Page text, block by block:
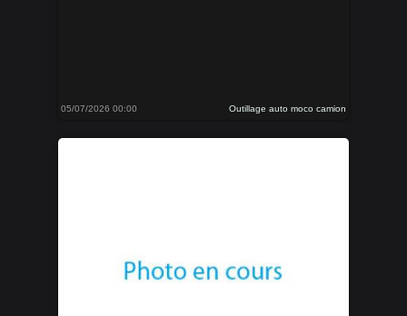
05/07/2026 00:00 Outillage auto moco camion